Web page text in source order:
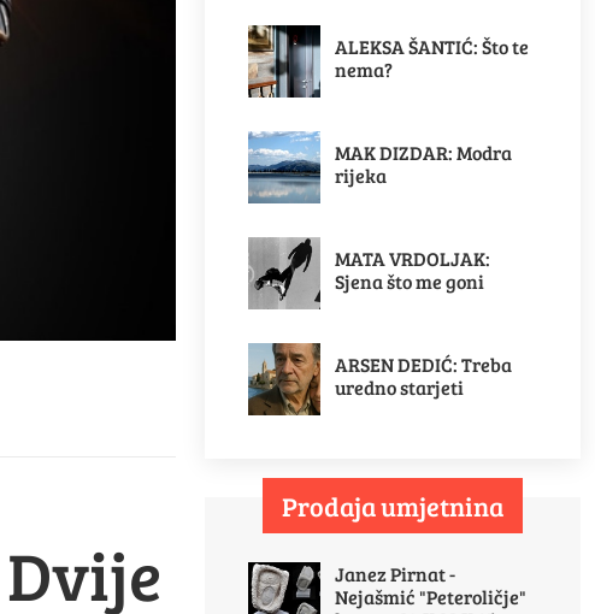
Dvije
ALEKSA ŠANTIĆ: Što te
nema?
MAK DIZDAR: Modra
rijeka
MATA VRDOLJAK:
Sjena što me goni
ARSEN DEDIĆ: Treba
uredno starjeti
Prodaja umjetnina
Janez Pirnat -
Nejašmić "Peteroličje"